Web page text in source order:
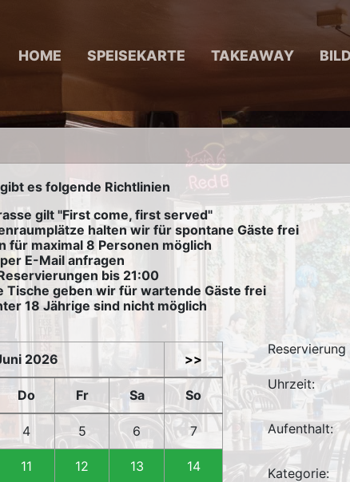
HOME SPEISEKARTE TAKEAWAY
es folgende Richtlinien
gilt "First come, first served"
halten wir für spontane Gäste frei
für maximal 8 Personen möglich
E-Mail anfragen
bis 21:00
Tische geben wir für wartende Gäste frei
18 Jährige sind nicht möglich
2026 >>
Do Fr Sa So
4 5 6 7
11 12 13 14
Uhrzeit:
Aufenthalt:
Kategorie: